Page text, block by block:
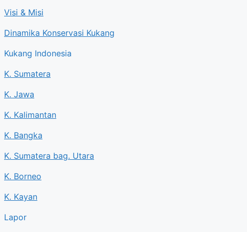
Visi & Misi
Dinamika Konservasi Kukang
Kukang Indonesia
K. Sumatera
K. Jawa
K. Kalimantan
K. Bangka
K. Sumatera bag. Utara
K. Borneo
K. Kayan
Lapor